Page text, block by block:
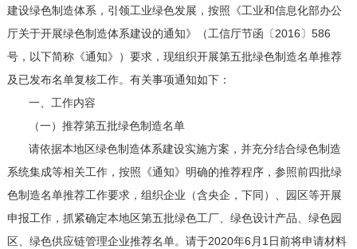
建设绿色制造体系，引领工业绿色发展，按照《工业和信息化部办公
厅关于开展绿色制造体系建设的通知》（工信厅节函〔2016〕586
号，以下简称《通知》）要求，现组织开展第五批绿色制造名单推荐
及已发布名单复核工作。有关事项通知如下：
一、工作内容
（一）推荐第五批绿色制造名单
请依据本地区绿色制造体系建设实施方案，并充分结合绿色制造
系统集成等相关工作，按照《通知》明确的推荐程序，参照前四批绿
色制造名单推荐工作要求，组织企业（含央企，下同）、园区等开展
申报工作，抓紧确定本地区第五批绿色工厂、绿色设计产品、绿色园
区、绿色供应链管理企业推荐名单。请于2020年6月1日前将申请材料